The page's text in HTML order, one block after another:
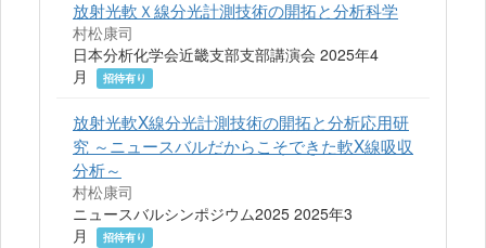
放射光軟Ｘ線分光計測技術の開拓と分析科学
村松康司
日本分析化学会近畿支部支部講演会 2025年4
月
招待有り
放射光軟X線分光計測技術の開拓と分析応用研
究 ～ニュースバルだからこそできた軟X線吸収
分析～
村松康司
ニュースバルシンポジウム2025 2025年3
月
招待有り